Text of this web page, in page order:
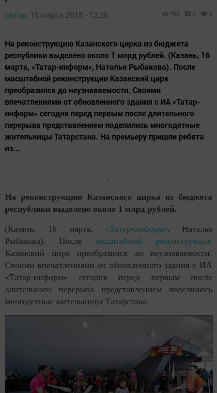
автор, 16 марта 2018 - 12:36 788 0 0
На реконструкцию Казанского цирка из бюджета
республики выделено около 1 млрд рублей. (Казань, 16
марта, «Татар-информ», Наталья Рыбакова). После
масштабной реконструкции Казанский цирк
преобразился до неузнаваемости. Своими
впечатлениями от обновленного здания с ИА «Татар-
информ» сегодня перед первым после длительного
перерыва представлением поделились многодетные
жительницы Татарстана. На премьеру пришли ребята
из...
На реконструкцию Казанского цирка из бюджета
республики выделено около 1 млрд рублей.
(Казань, 16 марта, «Татар-информ», Наталья
Рыбакова). После масштабной реконструкции
Казанский цирк преобразился до неузнаваемости.
Своими впечатлениями от обновленного здания с ИА
«Татар-информ» сегодня перед первым после
длительного перерыва представлением поделились
многодетные жительницы Татарстана.